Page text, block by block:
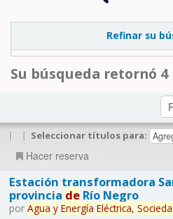
Refinar su
Su búsqueda retornó
| | Seleccionar títulos para:
Hacer reserva
Estación transformadora
provincia deRío Negro
por Agua y Energía Eléctrica,